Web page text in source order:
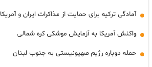
آمادگی ترکیه برای حمایت از مذاکرات ایران و آمریکا
واکنش آمریکا به آزمایش موشکی کره شمالی
حمله دوباره رژیم صهیونیستی به جنوب لبنان